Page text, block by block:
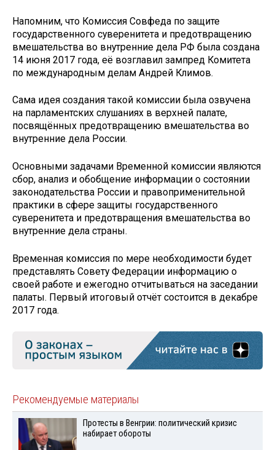
Напомним, что Комиссия Совфеда по защите
государственного суверенитета и предотвращению
вмешательства во внутренние дела РФ была создана
14 июня 2017 года, её возглавил зампред Комитета
по международным делам Андрей Климов.
Сама идея создания такой комиссии была озвучена
на парламентских слушаниях в верхней палате,
посвящённых предотвращению вмешательства во
внутренние дела России.
Основными задачами Временной комиссии являются
сбор, анализ и обобщение информации о состоянии
законодательства России и правоприменительной
практики в сфере защиты государственного
суверенитета и предотвращения вмешательства во
внутренние дела страны.
Временная комиссия по мере необходимости будет
представлять Совету Федерации информацию о
своей работе и ежегодно отчитываться на заседании
палаты. Первый итоговый отчёт состоится в декабре
2017 года.
Рекомендуемые материалы
Протесты в Венгрии: политический кризис
набирает обороты